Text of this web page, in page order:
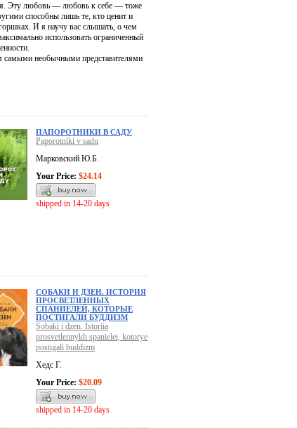
Эту любовь — любовь к себе — тоже
способны лишь те, кто ценит и
И я научу вас слышать, о чем
использовать ограниченный
самыми необычными представителями
ПАПОРОТНИКИ В САДУ
Paporotniki v sadu
Марковский Ю.Б.
Your Price: $24.14
shipped in 14-20 days
СОБАКИ И ДЗЕН. ИСТОРИЯ
ПРОСВЕТЛЕННЫХ
СПАНИЕЛЕЙ, КОТОРЫЕ
ПОСТИГАЛИ БУДДИЗМ
Sobaki i dzen. Istoriia
prosvetlennykh spanielei, kotorye
postigali buddizm
Хедс Г.
Your Price: $20.09
shipped in 14-20 days